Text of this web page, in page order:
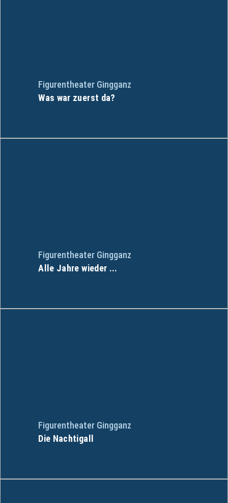
Figurentheater Gingganz
Was war zuerst da?
Figurentheater Gingganz
Alle Jahre wieder ...
Figurentheater Gingganz
Die Nachtigall